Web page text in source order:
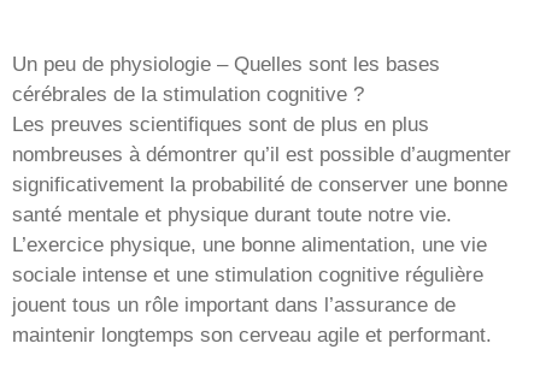
Un peu de physiologie – Quelles sont les bases
cérébrales de la stimulation cognitive ?
Les preuves scientifiques sont de plus en plus
nombreuses à démontrer qu’il est possible d’augmenter
significativement la probabilité de conserver une bonne
santé mentale et physique durant toute notre vie.
L’exercice physique, une bonne alimentation, une vie
sociale intense et une stimulation cognitive régulière
jouent tous un rôle important dans l’assurance de
maintenir longtemps son cerveau agile et performant.